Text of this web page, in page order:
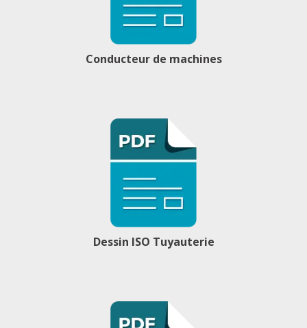
Conducteur de machines
Dessin ISO Tuyauterie